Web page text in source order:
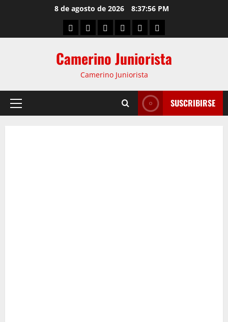
8 de agosto de 2026 8:37:57 PM
Camerino Juniorista
Camerino Juniorista
SUSCRIBIRSE